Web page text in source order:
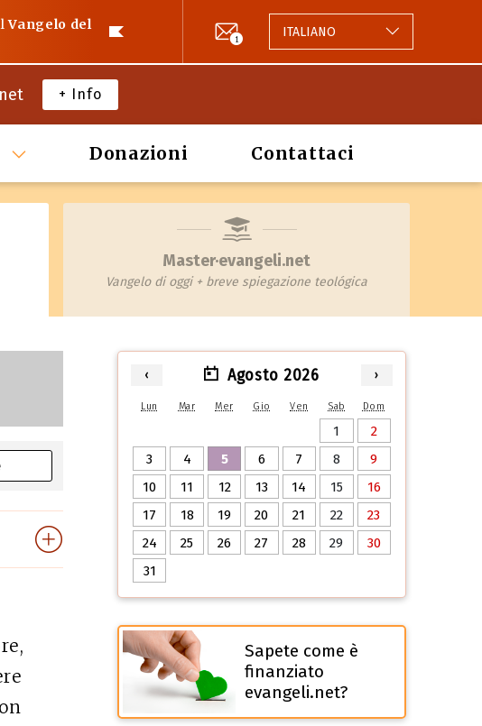
Vangelo del
1 ITALIANO
+ Info
Donazioni Contattaci
Master·evangeli.net
Vangelo di oggi + breve spiegazione teológica
‹ Agosto 2026 ›
Lun Mar Mer Gio Ven Sab Dom
1
2
3
4 5 6 7 8
9
10
11 12 13 14 15
16
17
18 19 20 21 22
23
24
25 26 27 28 29
30
31
Sapete come è
finanziato
evangeli.net?